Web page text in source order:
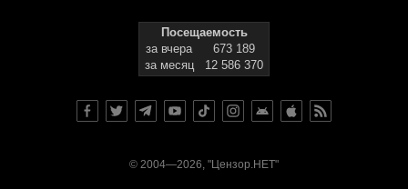
Посещаемость
за вчера
673 189
за месяц
12 586 370
© 2004—2026, "Цензор.НЕТ"